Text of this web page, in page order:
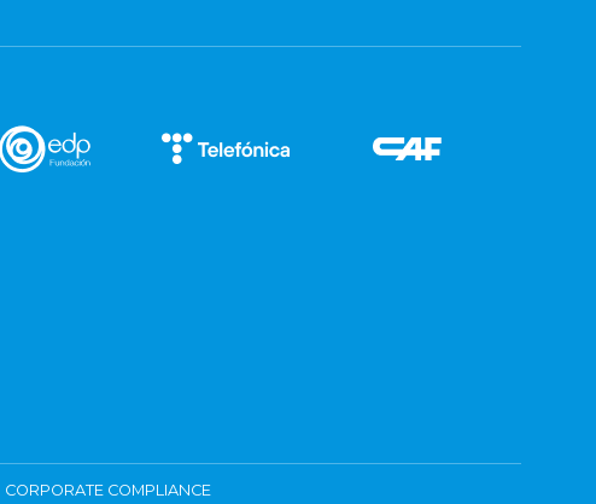
CORPORATE COMPLIANCE